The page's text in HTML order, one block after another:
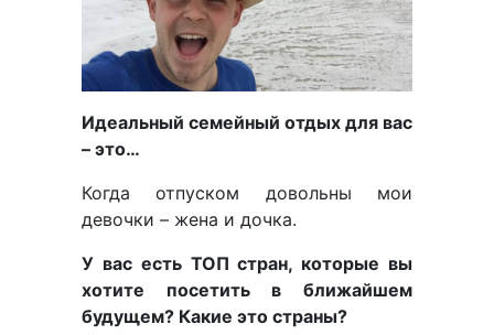
Идеальный семейный отдых для вас
– это…
Когда отпуском довольны мои
девочки – жена и дочка.
У вас есть ТОП стран, которые вы
хотите посетить в ближайшем
будущем? Какие это страны?